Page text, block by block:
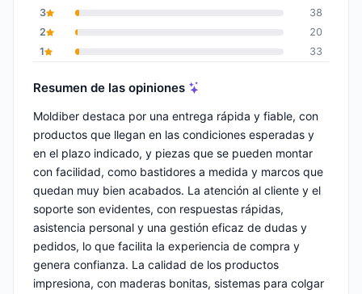
3
38
2
20
1
33
Resumen de las opiniones
Moldiber destaca por una entrega rápida y fiable, con
productos que llegan en las condiciones esperadas y
en el plazo indicado, y piezas que se pueden montar
con facilidad, como bastidores a medida y marcos que
quedan muy bien acabados. La atención al cliente y el
soporte son evidentes, con respuestas rápidas,
asistencia personal y una gestión eficaz de dudas y
pedidos, lo que facilita la experiencia de compra y
genera confianza. La calidad de los productos
impresiona, con maderas bonitas, sistemas para colgar